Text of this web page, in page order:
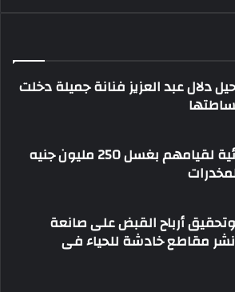
دلال عبد العزيز فنانة جميلة دخلت
سقوط 6 عناصر جنائية لقيامهم بغسل 250 مليون جنيه
أرباح القبض على صانعة
مقاطع خادشة للحياء فى